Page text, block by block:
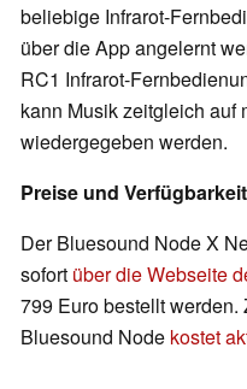
beliebige Infrarot-
über die App angelernt
RC1 Infrarot-
kann Musik zeitgleich auf
wiedergegeben werden.
Preise und Verfügbarkeit
Der Bluesound Node X
sofort über die Webseite
799 Euro bestellt
Bluesound Node kostet